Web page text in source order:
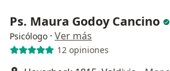
Ps. Maura Godoy Cancino
Psicólogo · Ver más
12 opiniones